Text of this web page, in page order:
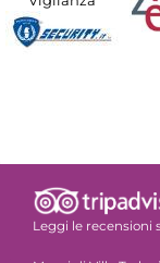
Leggi le recensioni